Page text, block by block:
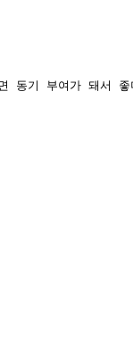
동기 부여가 돼서 좋